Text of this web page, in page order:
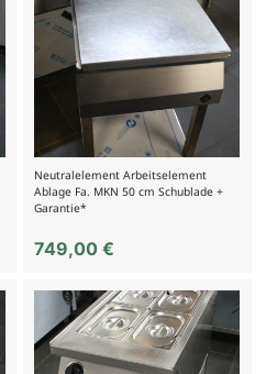
Neutralelement Arbeitselement
Ablage Fa. MKN 50 cm Schublade +
Garantie*
749,00€